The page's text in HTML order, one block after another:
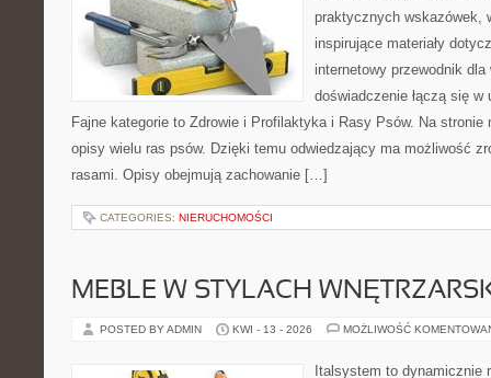
praktycznych wskazówek,
inspirujące materiały
internetowy przewodnik
doświadczenie łączą się w
Fajne kategorie to Zdrowie i Profilaktyka i Rasy Psów. Na stronie
opisy wielu ras psów. Dzięki temu odwiedzający ma możliwość
rasami. Opisy obejmują zachowanie […]
CATEGORIES: NIERUCHOMOŚCI
MEBLE W STYLACH
POSTED BY ADMIN KWI - 13 - 2026 MOŻLIWOŚĆ
Italsystem to dynamicznie